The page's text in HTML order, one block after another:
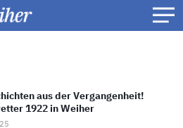
aus der Vergangenheit!
1922 in Weiher